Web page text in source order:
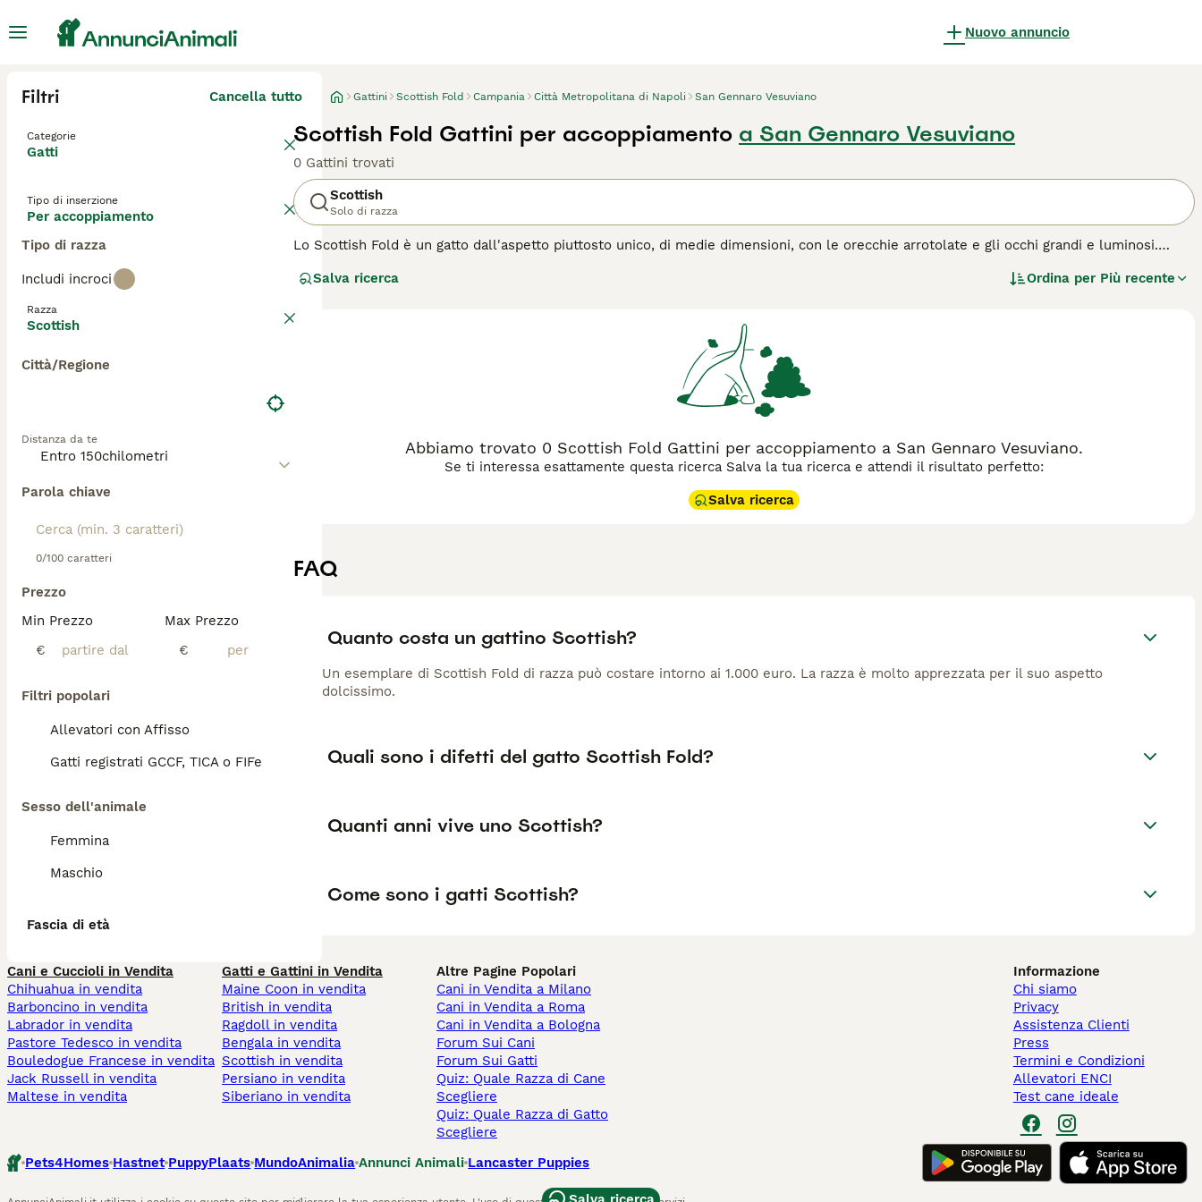
Nuovo annuncio
Filtri Cancella tutto
Categorie
Gatti
Tipo di inserzione
Per accoppiamento
Tipo di razza
Includi incroci
Razza
Scottish
Città/Regione
Distanza da te
Parola chiave
0/100 caratteri
Prezzo
Min Prezzo
€
Max Prezzo
€
Filtri popolari
Allevatori con Affisso
Gatti registrati GCCF, TICA o FIFe
Sesso dell'animale
Femmina
Maschio
Fascia di età
Gattini Scottish Fold Campania Città Metropolitana di Napoli San Gennaro Vesuviano
Scottish Fold Gattini per accoppiamento a San Gennaro Vesuviano
0 Gattini trovati
Scottish
Solo di razza
Lo Scottish Fold è un gatto dall'aspetto piuttosto unico, di medie dimensioni, con le orecchie arrotolate e gli occhi grandi e luminosi.
strada nei cuori e nelle case delle persone di tutto il mondo, e per una buona ragione. Non solo lo Scottish Fold ha un aspetto insolito,
per informazioni su questa razza di cane.
Salva ricerca Ordina per Più recente
Abbiamo trovato 0 Scottish Fold Gattini per accoppiamento a San Gennaro Vesuviano.
Se ti interessa esattamente questa ricerca Salva la tua ricerca e attendi il risultato perfetto:
Salva ricerca
FAQ
Quanto costa un gattino Scottish?
Un esemplare di Scottish Fold di razza può costare intorno ai 1.000 euro. La razza è molto apprezzata per il suo aspetto
dolcissimo.
Quali sono i difetti del gatto Scottish Fold?
Quanti anni vive uno Scottish?
Come sono i gatti Scottish?
Cani e Cuccioli in Vendita
Chihuahua in vendita
Barboncino in vendita
Labrador in vendita
Pastore Tedesco in vendita
Bouledogue Francese in vendita
Jack Russell in vendita
Maltese in vendita
Gatti e Gattini in Vendita
Maine Coon in vendita
British in vendita
Ragdoll in vendita
Bengala in vendita
Scottish in vendita
Persiano in vendita
Siberiano in vendita
Altre Pagine Popolari
Cani in Vendita a Milano
Cani in Vendita a Roma
Cani in Vendita a Bologna
Forum Sui Cani
Forum Sui Gatti
Quiz: Quale Razza di Cane
Scegliere
Quiz: Quale Razza di Gatto
Scegliere
Informazione
Chi siamo
Privacy
Assistenza Clienti
Press
Termini e Condizioni
Allevatori ENCI
Test cane ideale
Pets4Homes Hastnet PuppyPlaats MundoAnimalia Annunci Animali Lancaster Puppies